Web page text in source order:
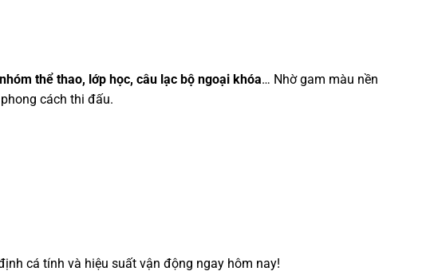
thể thao, lớp học, câu lạc bộ ngoại khóa… Nhờ gam màu nền
cách thi đấu.
cá tính và hiệu suất vận động ngay hôm nay!